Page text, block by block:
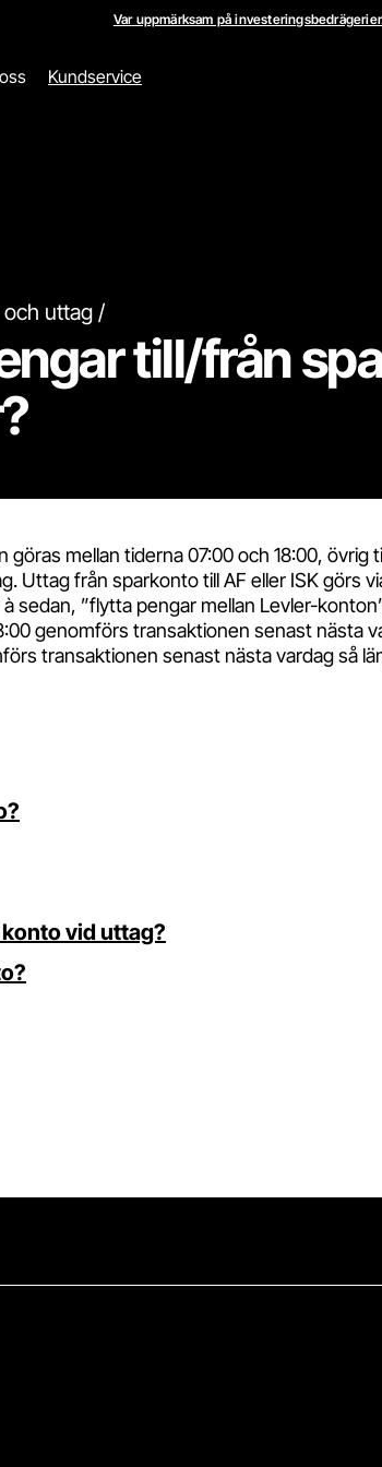
Var uppmärksam på
Kundservice
uttag
till/från
mellan tiderna 07:00 och 18:00, övrig
Uttag från sparkonto till AF eller ISK görs
sedan, ”flytta pengar mellan Levler-
genomförs transaktionen senast nästa
transaktionen senast nästa vardag så
vid uttag?